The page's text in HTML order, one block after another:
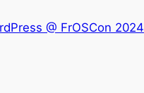
@ FrOSCon 2024